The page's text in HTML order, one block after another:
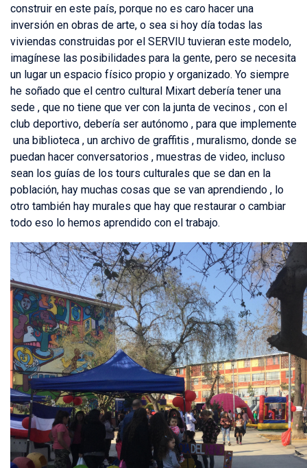
construir en este país, porque no es caro hacer una
inversión en obras de arte, o sea si hoy día todas las
viviendas construidas por el SERVIU tuvieran este modelo,
imagínese las posibilidades para la gente, pero se necesita
un lugar un espacio físico propio y organizado. Yo siempre
he soñado que el centro cultural Mixart debería tener una
sede , que no tiene que ver con la junta de vecinos , con el
club deportivo, debería ser autónomo , para que implemente
una biblioteca , un archivo de graffitis , muralismo, donde se
puedan hacer conversatorios , muestras de video, incluso
sean los guías de los tours culturales que se dan en la
población, hay muchas cosas que se van aprendiendo , lo
otro también hay murales que hay que restaurar o cambiar
todo eso lo hemos aprendido con el trabajo.